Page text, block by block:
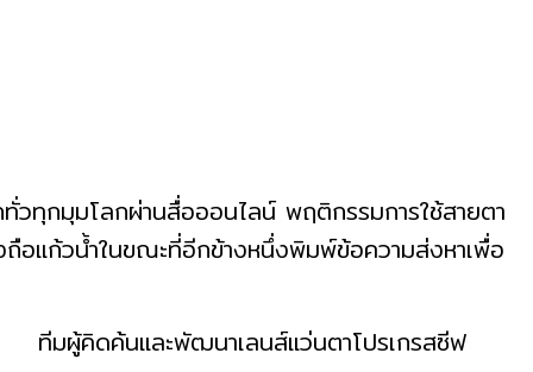
วทุกมุมโลกผ่านสื่อออนไลน์ พฤติกรรมการใช้สายตา
อแก้วน้ำในขณะที่อีกข้างหนึ่งพิมพ์ข้อความส่งหาเพื่อ
ทีมผู้คิดค้นและพัฒนาเลนส์แว่นตาโปรเกรสซีฟ